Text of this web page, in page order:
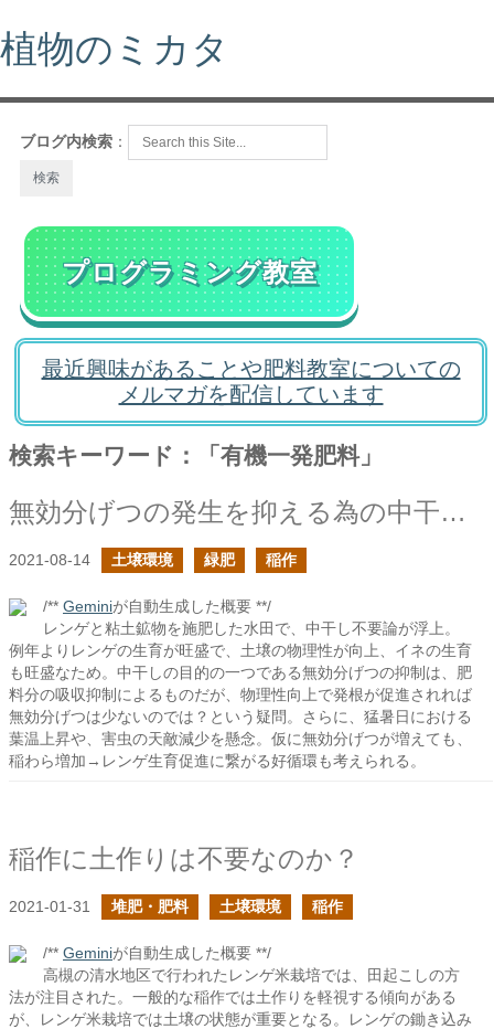
植物のミカタ
ブログ内検索 ：
プログラミング教室
最近興味があることや肥料教室についての
メルマガを配信しています
検索キーワード：「有機一発肥料」
無効分げつの発生を抑える為の中干しは必要なのか？
2021-08-14 土壌環境 緑肥 稲作
/** Geminiが自動生成した概要 **/
レンゲと粘土鉱物を施肥した水田で、中干し不要論が浮上。
例年よりレンゲの生育が旺盛で、土壌の物理性が向上、イネの生育
も旺盛なため。中干しの目的の一つである無効分げつの抑制は、肥
料分の吸収抑制によるものだが、物理性向上で発根が促進されれば
無効分げつは少ないのでは？という疑問。さらに、猛暑日における
葉温上昇や、害虫の天敵減少を懸念。仮に無効分げつが増えても、
稲わら増加→レンゲ生育促進に繋がる好循環も考えられる。
稲作に土作りは不要なのか？
2021-01-31 堆肥・肥料 土壌環境 稲作
/** Geminiが自動生成した概要 **/
高槻の清水地区で行われたレンゲ米栽培では、田起こしの方
法が注目された。一般的な稲作では土作りを軽視する傾向がある
が、レンゲ米栽培では土壌の状態が重要となる。レンゲの鋤き込み